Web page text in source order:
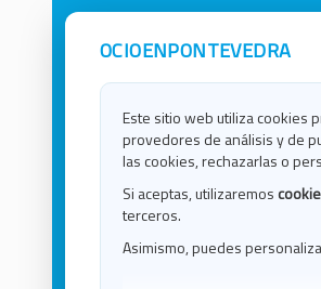
OCIOENPONTEVEDRA
Este sitio web utiliza cookies
provedores de análisis y de
las cookies, rechazarlas o
Si aceptas, utilizaremos
terceros.
Asimismo, puedes
Avisos Legales
Política de Cookies